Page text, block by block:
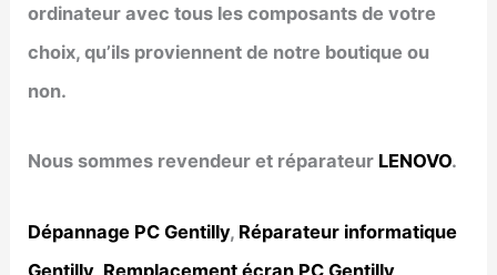
ordinateur avec tous les composants de votre
choix, qu’ils proviennent de notre boutique ou
non.
Nous sommes revendeur et réparateur LENOVO.
Dépannage PC Gentilly, Réparateur informatique